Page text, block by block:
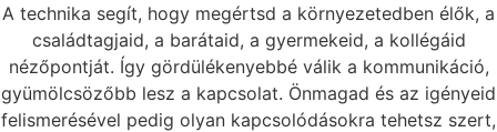
A technika segít, hogy megértsd a környezetedben élők, a
családtagjaid, a barátaid, a gyermekeid, a kollégáid
nézőpontját. Így gördülékenyebbé válik a kommunikáció,
gyümölcsözőbb lesz a kapcsolat. Önmagad és az igényeid
felismerésével pedig olyan kapcsolódásokra tehetsz szert,